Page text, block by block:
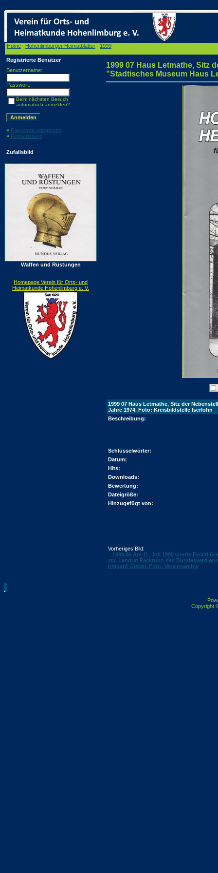
Home Hohenlimburger Heimatblätter 1999
Registrierte Benutzer
Benutzername:
Passwort:
Beim nächsten Besuch
automatisch anmelden?
» Password vergessen
» Registrierung
Zufallsbild
Waffen und Rüstungen
Homepage Verein für Orts- und
Heimatkunde Hohenlimburg e. V.
1999 07 Haus Letmathe, Sitz
"Stadtisches Museum Haus
1999 07 Haus Letmathe, Sitz der
Jahre 1974. Foto: Kreisbildstelle Iserlohn
Beschreibung:
Schlüsselwörter:
Datum:
Hits:
Downloads:
Bewertung:
Dateigröße:
Hinzugefügt von:
Vorheriges Bild:
1999 06 Am 11. Juli 1990 wurde Ewald
stv. Landrat Packruhn das
Irmgard Giebel. Foto: Vereinsarchiv
Copyright